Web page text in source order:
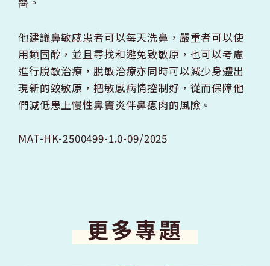
他建議鼻敏感患者可以每天洗鼻，嚴重者可以使
用類固醇，並且尋找和避免致敏原，也可以考慮
進行脫敏治療，脫敏治療亦同時可以減少身體出
現新的致敏原，把敏感病情控制好，從而保障他
們減低患上慢性鼻竇炎伴鼻瘜肉的風險。
MAT-HK-2500499-1.0-09/2025
更多專題